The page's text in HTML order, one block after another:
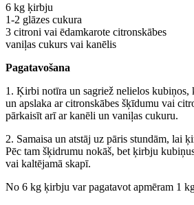
6 kg ķirbju
1-2 glāzes cukura
3 citroni vai ēdamkarote citronskābes
vaniļas cukurs vai kanēlis
Pagatavošana
1. Ķirbi notīra un sagriež nelielos kubiņos,
un apslaka ar citronskābes šķīdumu vai
pārkaisīt arī ar kanēli un vaniļas cukuru.
2. Samaisa un atstāj uz pāris stundām, lai
Pēc tam šķidrumu nokāš, bet ķirbju
vai kaltējamā skapī.
No 6 kg ķirbju var pagatavot apmēram 1